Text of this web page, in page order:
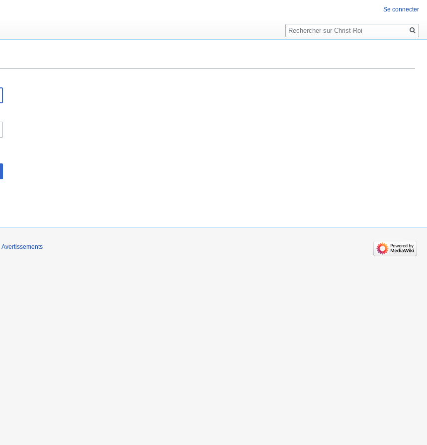
Se connecter
Rechercher
Avertissements